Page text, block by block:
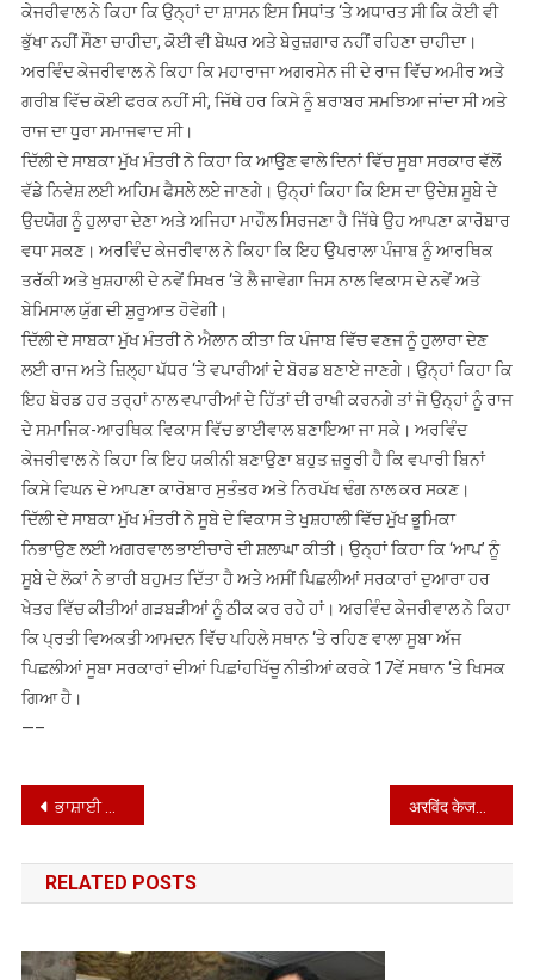
ਕੇਜਰੀਵਾਲ ਨੇ ਕਿਹਾ ਕਿ ਉਨ੍ਹਾਂ ਦਾ ਸ਼ਾਸਨ ਇਸ ਸਿਧਾਂਤ ‘ਤੇ ਅਧਾਰਤ ਸੀ ਕਿ ਕੋਈ ਵੀ
ਭੁੱਖਾ ਨਹੀਂ ਸੌਣਾ ਚਾਹੀਦਾ, ਕੋਈ ਵੀ ਬੇਘਰ ਅਤੇ ਬੇਰੁਜ਼ਗਾਰ ਨਹੀਂ ਰਹਿਣਾ ਚਾਹੀਦਾ।
ਅਰਵਿੰਦ ਕੇਜਰੀਵਾਲ ਨੇ ਕਿਹਾ ਕਿ ਮਹਾਰਾਜਾ ਅਗਰਸੇਨ ਜੀ ਦੇ ਰਾਜ ਵਿੱਚ ਅਮੀਰ ਅਤੇ
ਗਰੀਬ ਵਿੱਚ ਕੋਈ ਫਰਕ ਨਹੀਂ ਸੀ, ਜਿੱਥੇ ਹਰ ਕਿਸੇ ਨੂੰ ਬਰਾਬਰ ਸਮਝਿਆ ਜਾਂਦਾ ਸੀ ਅਤੇ
ਰਾਜ ਦਾ ਧੁਰਾ ਸਮਾਜਵਾਦ ਸੀ।
ਦਿੱਲੀ ਦੇ ਸਾਬਕਾ ਮੁੱਖ ਮੰਤਰੀ ਨੇ ਕਿਹਾ ਕਿ ਆਉਣ ਵਾਲੇ ਦਿਨਾਂ ਵਿੱਚ ਸੂਬਾ ਸਰਕਾਰ ਵੱਲੋਂ
ਵੱਡੇ ਨਿਵੇਸ਼ ਲਈ ਅਹਿਮ ਫੈਸਲੇ ਲਏ ਜਾਣਗੇ। ਉਨ੍ਹਾਂ ਕਿਹਾ ਕਿ ਇਸ ਦਾ ਉਦੇਸ਼ ਸੂਬੇ ਦੇ
ਉਦਯੋਗ ਨੂੰ ਹੁਲਾਰਾ ਦੇਣਾ ਅਤੇ ਅਜਿਹਾ ਮਾਹੌਲ ਸਿਰਜਣਾ ਹੈ ਜਿੱਥੇ ਉਹ ਆਪਣਾ ਕਾਰੋਬਾਰ
ਵਧਾ ਸਕਣ। ਅਰਵਿੰਦ ਕੇਜਰੀਵਾਲ ਨੇ ਕਿਹਾ ਕਿ ਇਹ ਉਪਰਾਲਾ ਪੰਜਾਬ ਨੂੰ ਆਰਥਿਕ
ਤਰੱਕੀ ਅਤੇ ਖੁਸ਼ਹਾਲੀ ਦੇ ਨਵੇਂ ਸਿਖਰ ‘ਤੇ ਲੈ ਜਾਵੇਗਾ ਜਿਸ ਨਾਲ ਵਿਕਾਸ ਦੇ ਨਵੇਂ ਅਤੇ
ਬੇਮਿਸਾਲ ਯੁੱਗ ਦੀ ਸ਼ੁਰੂਆਤ ਹੋਵੇਗੀ।
ਦਿੱਲੀ ਦੇ ਸਾਬਕਾ ਮੁੱਖ ਮੰਤਰੀ ਨੇ ਐਲਾਨ ਕੀਤਾ ਕਿ ਪੰਜਾਬ ਵਿੱਚ ਵਣਜ ਨੂੰ ਹੁਲਾਰਾ ਦੇਣ
ਲਈ ਰਾਜ ਅਤੇ ਜ਼ਿਲ੍ਹਾ ਪੱਧਰ ‘ਤੇ ਵਪਾਰੀਆਂ ਦੇ ਬੋਰਡ ਬਣਾਏ ਜਾਣਗੇ। ਉਨ੍ਹਾਂ ਕਿਹਾ ਕਿ
ਇਹ ਬੋਰਡ ਹਰ ਤਰ੍ਹਾਂ ਨਾਲ ਵਪਾਰੀਆਂ ਦੇ ਹਿੱਤਾਂ ਦੀ ਰਾਖੀ ਕਰਨਗੇ ਤਾਂ ਜੋ ਉਨ੍ਹਾਂ ਨੂੰ ਰਾਜ
ਦੇ ਸਮਾਜਿਕ-ਆਰਥਿਕ ਵਿਕਾਸ ਵਿੱਚ ਭਾਈਵਾਲ ਬਣਾਇਆ ਜਾ ਸਕੇ। ਅਰਵਿੰਦ
ਕੇਜਰੀਵਾਲ ਨੇ ਕਿਹਾ ਕਿ ਇਹ ਯਕੀਨੀ ਬਣਾਉਣਾ ਬਹੁਤ ਜ਼ਰੂਰੀ ਹੈ ਕਿ ਵਪਾਰੀ ਬਿਨਾਂ
ਕਿਸੇ ਵਿਘਨ ਦੇ ਆਪਣਾ ਕਾਰੋਬਾਰ ਸੁਤੰਤਰ ਅਤੇ ਨਿਰਪੱਖ ਢੰਗ ਨਾਲ ਕਰ ਸਕਣ।
ਦਿੱਲੀ ਦੇ ਸਾਬਕਾ ਮੁੱਖ ਮੰਤਰੀ ਨੇ ਸੂਬੇ ਦੇ ਵਿਕਾਸ ਤੇ ਖੁਸ਼ਹਾਲੀ ਵਿੱਚ ਮੁੱਖ ਭੂਮਿਕਾ
ਨਿਭਾਉਣ ਲਈ ਅਗਰਵਾਲ ਭਾਈਚਾਰੇ ਦੀ ਸ਼ਲਾਘਾ ਕੀਤੀ। ਉਨ੍ਹਾਂ ਕਿਹਾ ਕਿ ‘ਆਪ’ ਨੂੰ
ਸੂਬੇ ਦੇ ਲੋਕਾਂ ਨੇ ਭਾਰੀ ਬਹੁਮਤ ਦਿੱਤਾ ਹੈ ਅਤੇ ਅਸੀਂ ਪਿਛਲੀਆਂ ਸਰਕਾਰਾਂ ਦੁਆਰਾ ਹਰ
ਖੇਤਰ ਵਿੱਚ ਕੀਤੀਆਂ ਗੜਬੜੀਆਂ ਨੂੰ ਠੀਕ ਕਰ ਰਹੇ ਹਾਂ। ਅਰਵਿੰਦ ਕੇਜਰੀਵਾਲ ਨੇ ਕਿਹਾ
ਕਿ ਪ੍ਰਤੀ ਵਿਅਕਤੀ ਆਮਦਨ ਵਿੱਚ ਪਹਿਲੇ ਸਥਾਨ ‘ਤੇ ਰਹਿਣ ਵਾਲਾ ਸੂਬਾ ਅੱਜ
ਪਿਛਲੀਆਂ ਸੂਬਾ ਸਰਕਾਰਾਂ ਦੀਆਂ ਪਿਛਾਂਹਖਿੱਚੂ ਨੀਤੀਆਂ ਕਰਕੇ 17ਵੇਂ ਸਥਾਨ ‘ਤੇ ਖਿਸਕ
ਗਿਆ ਹੈ।
—–
Post
navigation
ਭਾਸ਼ਾਈ ਵਿਭਿੰਨਤਾ ਤੇ ਸੱਭਿਆਚਾਰਕ ਏਕਤਾ ਨੂੰ ਪ੍ਰਫੁੱਲਤ ਕਰਨ ਵਿੱਚ ਪੰਜਾਬ ਕਰੇਗਾ ਦੇਸ਼ ਦੀ ਅਗਵਾਈ: ਹਰਜੋਤ ਸਿੰਘ ਬੈਂਸ
RELATED POSTS